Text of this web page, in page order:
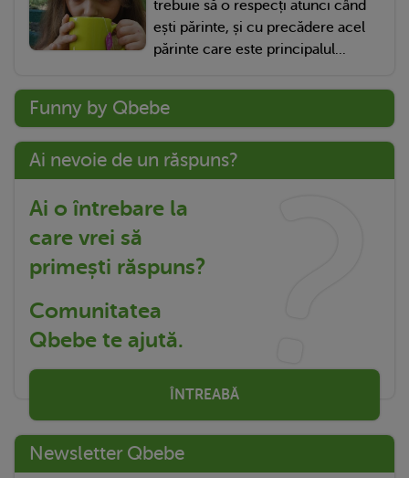
trebuie să o respecți atunci când
ești părinte, și cu precădere acel
părinte care este principalul...
Funny by Qbebe
Ai nevoie de un răspuns?
Ai o întrebare la
care vrei să
primești răspuns?
Comunitatea
Qbebe te ajută.
ÎNTREABĂ
Newsletter Qbebe